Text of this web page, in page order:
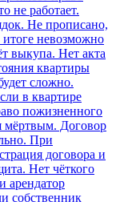
не работает.
Не прописано,
итоге невозможно
выкупа. Нет акта
квартиры
сложно.
в квартире
пожизненного
мёртвым. Договор
При
договора и
Нет чёткого
арендатор
собственник